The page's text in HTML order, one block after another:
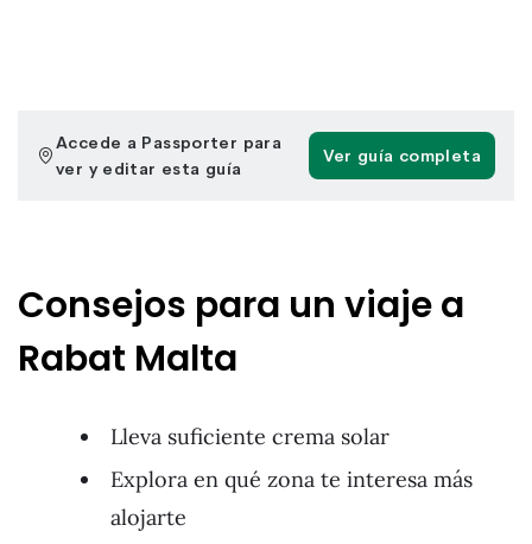
Consejos para un viaje a
Rabat Malta
Lleva suficiente crema solar
Explora en qué zona te interesa más
alojarte